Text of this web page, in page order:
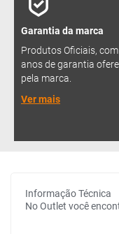
Garantia da marca
Produtos Oficiais,
anos de garantia
pela marca.
Ver mais
Informação Técnica
No Outlet você